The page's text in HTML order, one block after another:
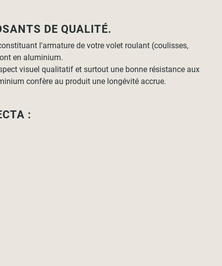
DE QUALITÉ.
l'armature de votre volet roulant (coulisses,
en aluminium.
visuel qualitatif et surtout une bonne résistance aux
confère au produit une longévité accrue.
: